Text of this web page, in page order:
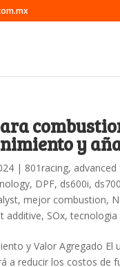
y
| 801racing,
, DPF, ds600i,
,mejor combustion,
additive, SOx,
y Valor Agregado
a reducir los costos de